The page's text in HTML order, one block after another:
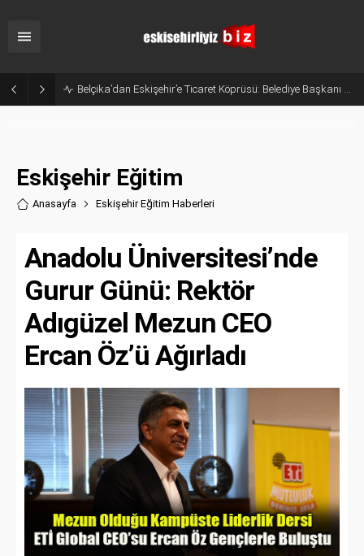
Eskişehir’in Gururu Elif Ertek Millî Takım Kampına Davet Edildi!
Eskişehir Eğitim
Anasayfa Eskişehir Eğitim Haberleri
Anadolu Üniversitesi’nde
Gurur Günü: Rektör
Adıgüzel Mezun CEO
Ercan Öz’ü Ağırladı